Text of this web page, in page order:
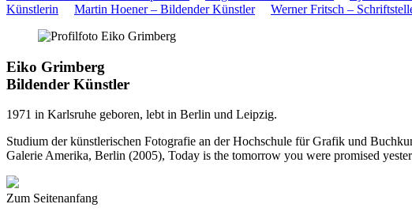
Künstlerin
Martin Hoener – Bildender Künstler Werner Fritsch –
Eiko Grimberg
Bildender Künstler
1971 in Karlsruhe geboren, lebt in Berlin und Leipzig.
Studium der künstlerischen Fotografie an der Hochschule für Grafik und
Galerie Amerika, Berlin (2005), Today is the tomorrow you were promised
Zum Seitenanfang